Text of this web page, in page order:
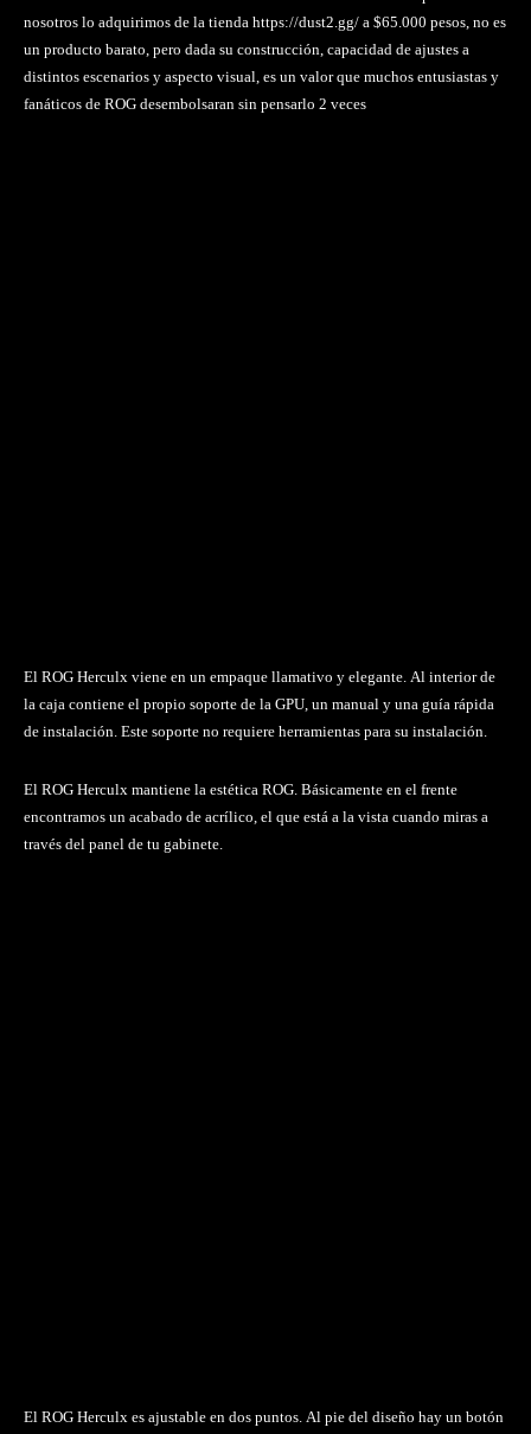
nosotros lo adquirimos de la tienda https://dust2.gg/ a $65.000 pesos, no es
un producto barato, pero dada su construcción, capacidad de ajustes a
distintos escenarios y aspecto visual, es un valor que muchos entusiastas y
fanáticos de ROG desembolsaran sin pensarlo 2 veces
El ROG Herculx viene en un empaque llamativo y elegante. Al interior de
la caja contiene el propio soporte de la GPU, un manual y una guía rápida
de instalación. Este soporte no requiere herramientas para su instalación.
El ROG Herculx mantiene la estética ROG. Básicamente en el frente
encontramos un acabado de acrílico, el que está a la vista cuando miras a
través del panel de tu gabinete.
El ROG Herculx es ajustable en dos puntos. Al pie del diseño hay un botón